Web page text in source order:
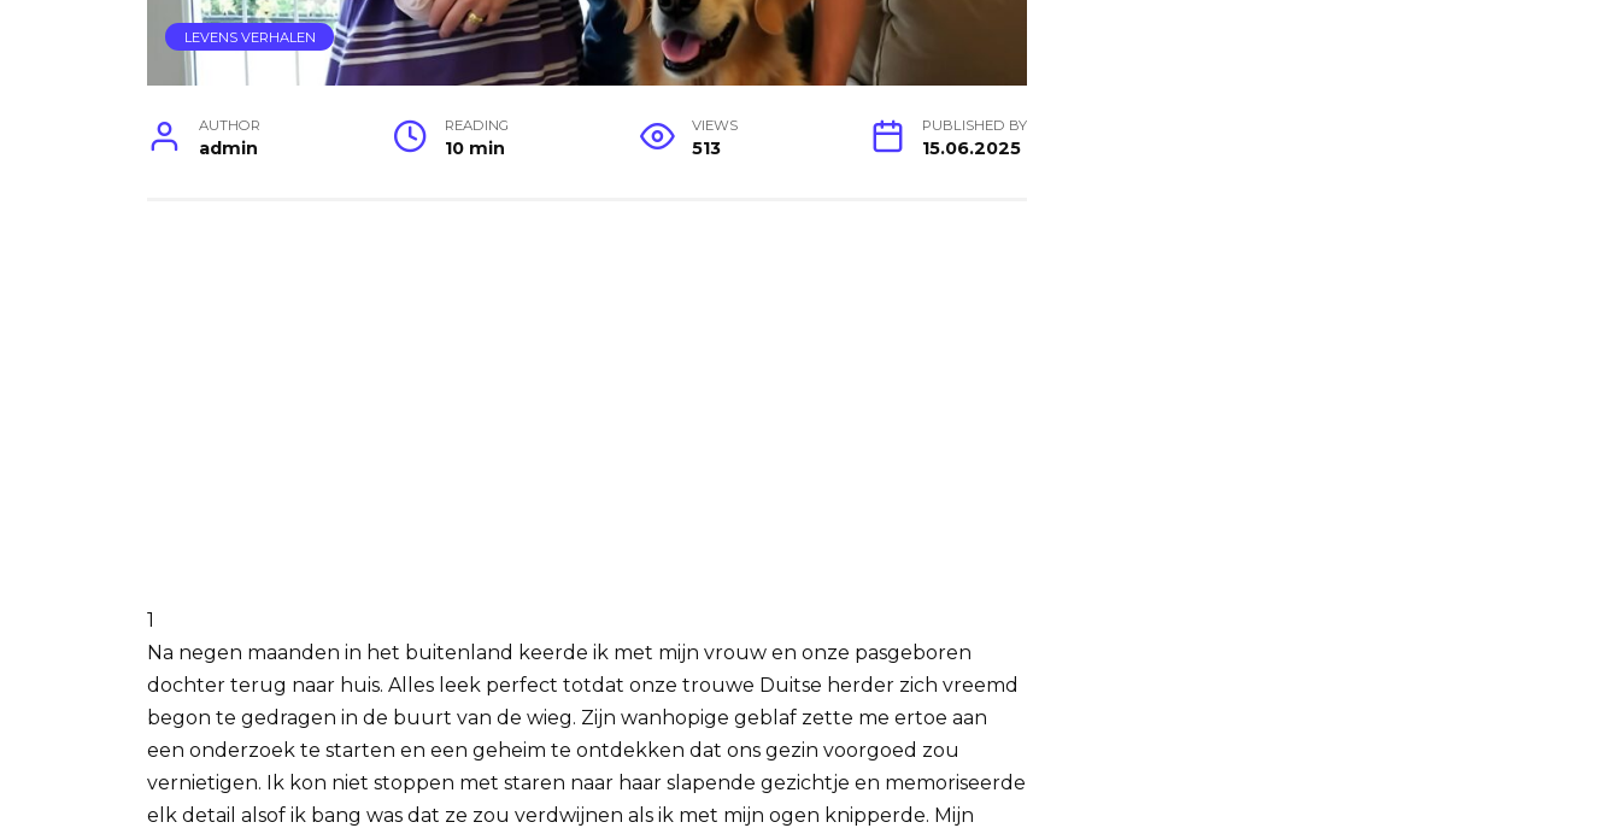
LEVENS VERHALEN
AUTHOR
admin
READING
10 min
VIEWS
513
PUBLISHED BY
15.06.2025
1
Na negen maanden in het buitenland keerde ik met mijn vrouw en onze pasgeboren
dochter terug naar huis. Alles leek perfect totdat onze trouwe Duitse herder zich vreemd
begon te gedragen in de buurt van de wieg. Zijn wanhopige geblaf zette me ertoe aan
een onderzoek te starten en een geheim te ontdekken dat ons gezin voorgoed zou
vernietigen. Ik kon niet stoppen met staren naar haar slapende gezichtje en memoriseerde
elk detail alsof ik bang was dat ze zou verdwijnen als ik met mijn ogen knipperde. Mijn